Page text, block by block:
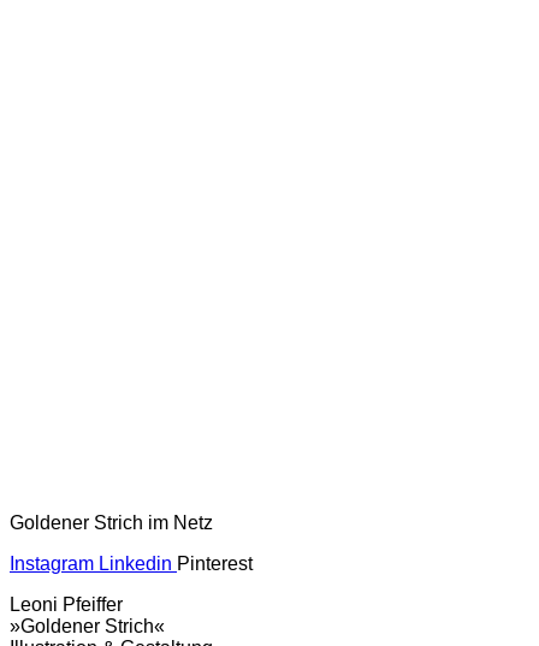
Goldener Strich im Netz
Instagram Linkedin Pinterest
Leoni Pfeiffer
»Goldener Strich«